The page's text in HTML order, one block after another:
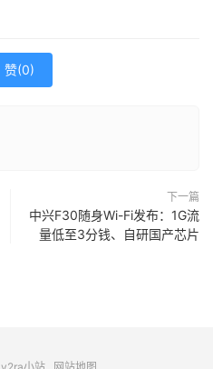
赞(0)
下一篇
中兴F30随身Wi-Fi发布：1G流
量低至3分钱、自研国产芯片